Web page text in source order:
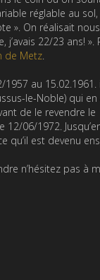
réglable au
». On réalisait nous
22/23 ans! ».
de Metz.
au 15.02.1961.
le-Noble) qui
de le revendre le
06/1972.
qu’il est devenu
n’hésitez pas à